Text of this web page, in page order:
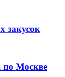
закусок
по Москве